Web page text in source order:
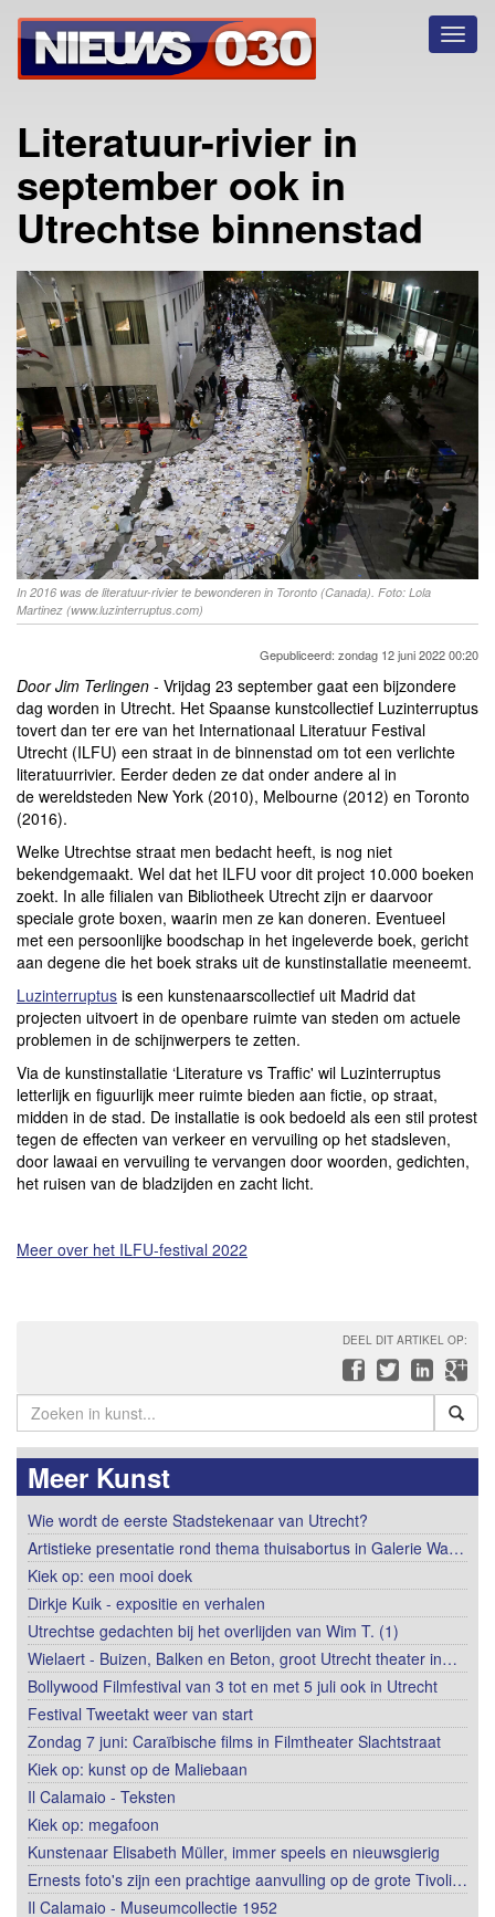
Literatuur-rivier in
september ook in
Utrechtse binnenstad
In 2016 was de literatuur-rivier te bewonderen in Toronto (Canada). Foto: Lola
Martinez (www.luzinterruptus.com)
Gepubliceerd: zondag 12 juni 2022 00:20
Door Jim Terlingen - Vrijdag 23 september gaat een bijzondere
dag worden in Utrecht. Het Spaanse kunstcollectief Luzinterruptus
tovert dan ter ere van het Internationaal Literatuur Festival
Utrecht (ILFU) een straat in de binnenstad om tot een verlichte
literatuurrivier. Eerder deden ze dat onder andere al in
de wereldsteden New York (2010), Melbourne (2012) en Toronto
(2016).
Welke Utrechtse straat men bedacht heeft, is nog niet
bekendgemaakt. Wel dat het ILFU voor dit project 10.000 boeken
zoekt. In alle filialen van Bibliotheek Utrecht zijn er daarvoor
speciale grote boxen, waarin men ze kan doneren. Eventueel
met een persoonlijke boodschap in het ingeleverde boek, gericht
aan degene die het boek straks uit de kunstinstallatie meeneemt.
Luzinterruptus is een kunstenaarscollectief uit Madrid dat
projecten uitvoert in de openbare ruimte van steden om actuele
problemen in de schijnwerpers te zetten.
Via de kunstinstallatie ‘Literature vs Traffic' wil Luzinterruptus
letterlijk en figuurlijk meer ruimte bieden aan fictie, op straat,
midden in de stad. De installatie is ook bedoeld als een stil protest
tegen de effecten van verkeer en vervuiling op het stadsleven,
door lawaai en vervuiling te vervangen door woorden, gedichten,
het ruisen van de bladzijden en zacht licht.
Meer over het ILFU-festival 2022
DEEL DIT ARTIKEL OP:
Meer Kunst
Wie wordt de eerste Stadstekenaar van Utrecht?
Artistieke presentatie rond thema thuisabortus in Galerie Wa…
Kiek op: een mooi doek
Dirkje Kuik - expositie en verhalen
Utrechtse gedachten bij het overlijden van Wim T. (1)
Wielaert - Buizen, Balken en Beton, groot Utrecht theater in…
Bollywood Filmfestival van 3 tot en met 5 juli ook in Utrecht
Festival Tweetakt weer van start
Zondag 7 juni: Caraïbische films in Filmtheater Slachtstraat
Kiek op: kunst op de Maliebaan
Il Calamaio - Teksten
Kiek op: megafoon
Kunstenaar Elisabeth Müller, immer speels en nieuwsgierig
Ernests foto's zijn een prachtige aanvulling op de grote Tivoli…
Il Calamaio - Museumcollectie 1952